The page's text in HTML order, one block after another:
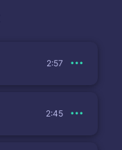
2:57
2:45